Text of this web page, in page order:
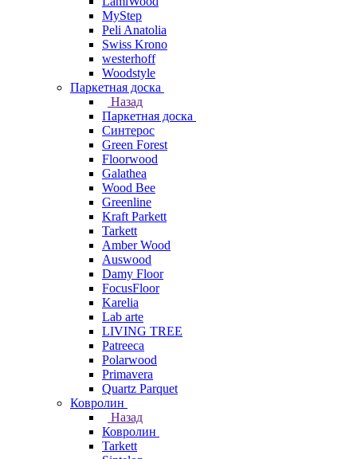
MyStep
Peli Anatolia
Swiss Krono
westerhoff
Woodstyle
Паркетная доска
Назад
Паркетная доска
Синтерос
Green Forest
Floorwood
Galathea
Wood Bee
Greenline
Kraft Parkett
Tarkett
Amber Wood
Auswood
Damy Floor
FocusFloor
Karelia
Lab arte
LIVING TREE
Patreeca
Polarwood
Primavera
Quartz Parquet
Ковролин
Назад
Ковролин
Tarkett